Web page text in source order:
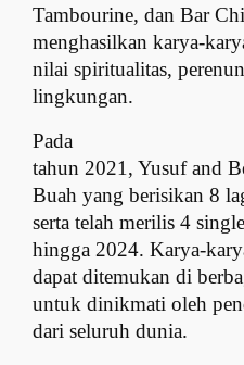
Tambourine, dan Bar
menghasilkan karya-
nilai spiritualitas,
lingkungan.
Pada
tahun 2021, Yusuf and
Buah yang berisikan 8
serta telah merilis 4
hingga 2024. Karya-
dapat ditemukan di
untuk dinikmati oleh
dari seluruh dunia.